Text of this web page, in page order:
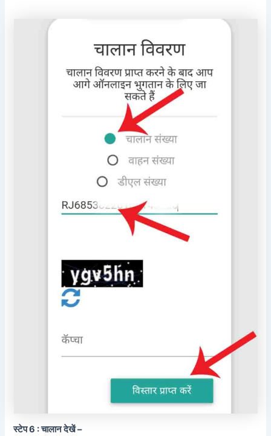
स्टेप 6 : चालान देखें –